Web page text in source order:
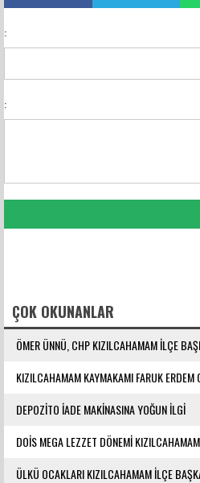
:
:
ÇOK OKUNANLAR
ÖMER ÜNNÜ, CHP KIZILCAHAMAM İLÇE
KIZILCAHAMAM KAYMAKAMI FARUK ERDEM
DEPOZİTO İADE MAKİNASINA YOĞUN İLGİ
DOİS MEGA LEZZET DÖNEMİ
ÜLKÜ OCAKLARI KIZILCAHAMAM İLÇE